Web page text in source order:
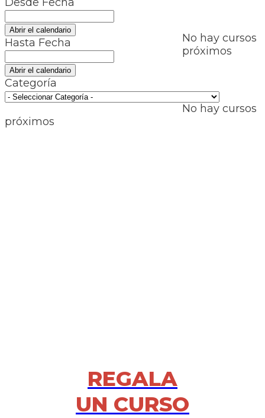
Abrir el calendario
Hasta Fecha
Abrir el calendario
Categoría
No hay cursos
próximos
No hay cursos
próximos
REGALA
UN CURSO